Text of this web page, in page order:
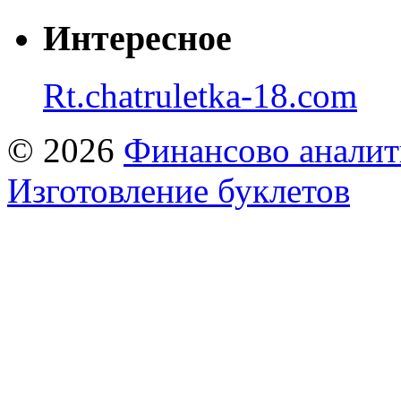
Интересное
Rt.chatruletka-18.com
© 2026 Финансово
Изготовление буклетов